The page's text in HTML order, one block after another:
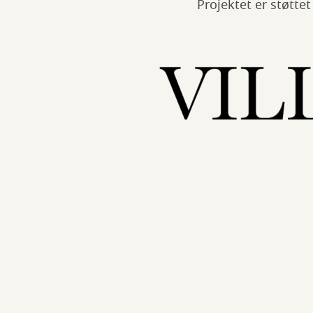
Projektet er